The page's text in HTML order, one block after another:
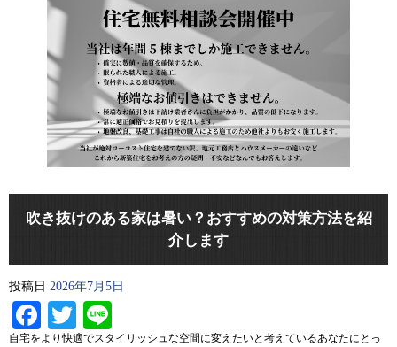
吹き抜けのある家は暑い？おすすめの対策方法を紹
介します
投稿日 2026年7月5日
Facebook
Twitter
自宅をより快適でスタイリッシュな空間に変えたいと考えているあなたにとっ